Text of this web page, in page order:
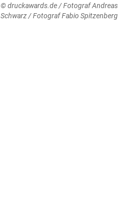
© druckawards.de / Fotograf Andreas
Schwarz / Fotograf Fabio Spitzenberg